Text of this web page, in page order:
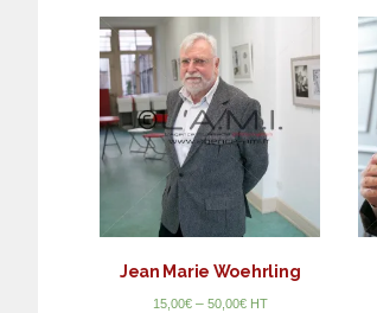
Jean Marie Woehrling
15,00€– 50,00€ HT